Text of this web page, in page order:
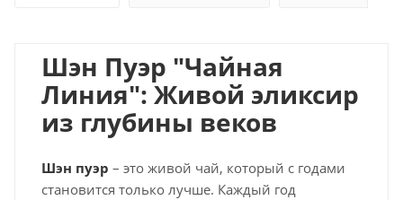
Шэн Пуэр "Чайная
Линия": Живой эликсир
из глубины веков
Шэн пуэр – это живой чай, который с годами
становится только лучше. Каждый год